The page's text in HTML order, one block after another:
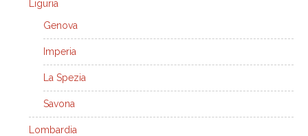
Liguria
Genova
Imperia
La Spezia
Savona
Lombardia